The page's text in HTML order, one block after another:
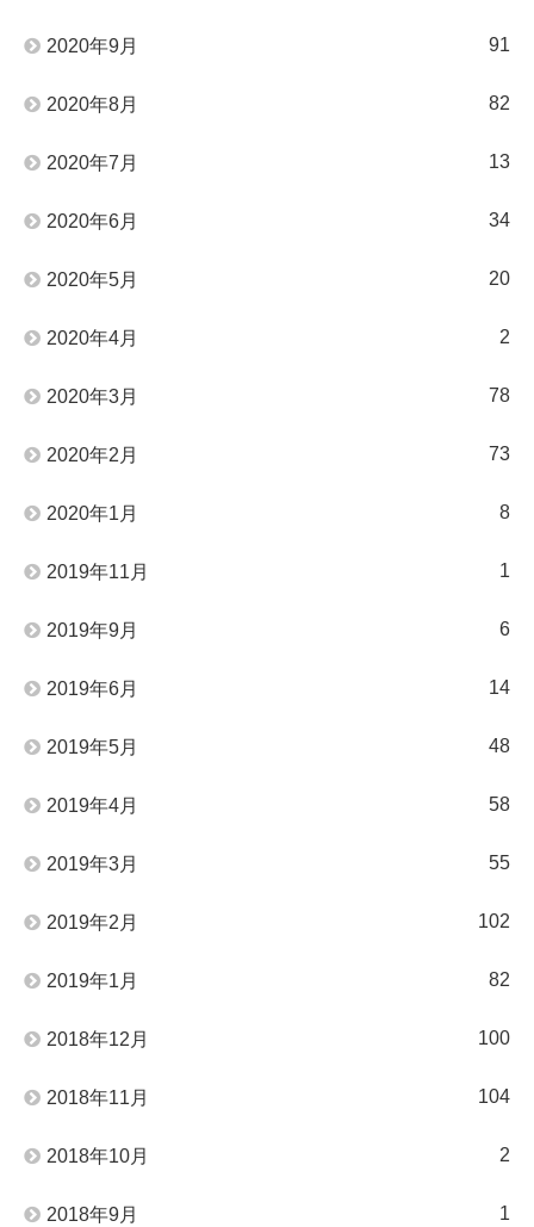
2020年9月 91
2020年8月 82
2020年7月 13
2020年6月 34
2020年5月 20
2020年4月 2
2020年3月 78
2020年2月 73
2020年1月 8
2019年11月 1
2019年9月 6
2019年6月 14
2019年5月 48
2019年4月 58
2019年3月 55
2019年2月 102
2019年1月 82
2018年12月 100
2018年11月 104
2018年10月 2
2018年9月 1